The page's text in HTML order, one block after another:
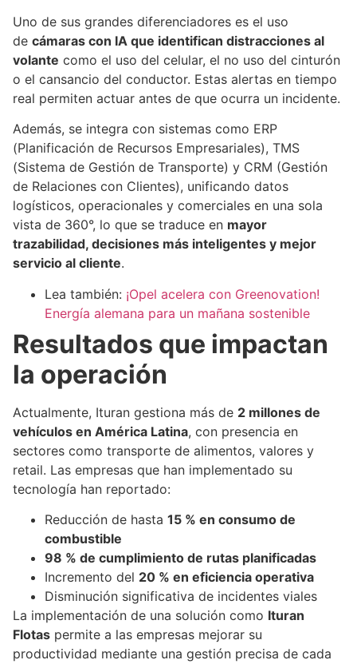
Uno de sus grandes diferenciadores es el uso
de cámaras con IA que identifican distracciones al
volante como el uso del celular, el no uso del cinturón
o el cansancio del conductor. Estas alertas en tiempo
real permiten actuar antes de que ocurra un incidente.
Además, se integra con sistemas como ERP
(Planificación de Recursos Empresariales), TMS
(Sistema de Gestión de Transporte) y CRM (Gestión
de Relaciones con Clientes), unificando datos
logísticos, operacionales y comerciales en una sola
vista de 360°, lo que se traduce en mayor
trazabilidad, decisiones más inteligentes y mejor
servicio al cliente.
Lea también: ¡Opel acelera con Greenovation!
Energía alemana para un mañana sostenible
Resultados que impactan
la operación
Actualmente, Ituran gestiona más de 2 millones de
vehículos en América Latina, con presencia en
sectores como transporte de alimentos, valores y
retail. Las empresas que han implementado su
tecnología han reportado:
Reducción de hasta 15 % en consumo de
combustible
98 % de cumplimiento de rutas planificadas
Incremento del 20 % en eficiencia operativa
Disminución significativa de incidentes viales
La implementación de una solución como Ituran
Flotas permite a las empresas mejorar su
productividad mediante una gestión precisa de cada